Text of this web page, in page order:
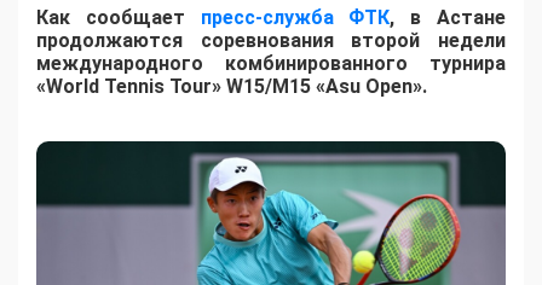
Как сообщает пресс-служба ФТК, в Астане
продолжаются соревнования второй недели
международного комбинированного турнира
«World Tennis Tour» W15/M15 «Asu Open».